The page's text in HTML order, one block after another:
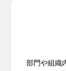
部門や組織